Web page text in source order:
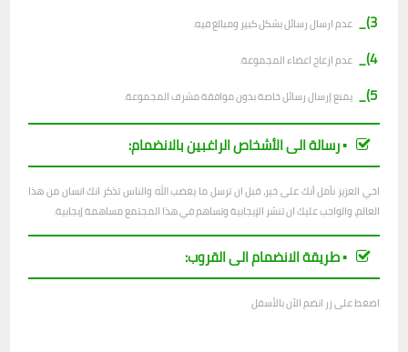
3)_ عدم ارسال رسائل بشكل كبير ومبالغ فيه.
4)_ عدم ازعاج اعضاء المجموعة.
5)_ يمنع إرسال رسائل خاصة بدون موافقة مشرف المجموعة.
▪︎ رسالة الى الأشخاص الراغبين بالانضمام:
اخي العزيز نأمل أنك على خير، قبل ان ترسل ما يغضب الله والناس تذكر انك انسان من هذا
العالم، والواجب عليك ان تنشر الإيجابية وتساهم في هذا المجتمع مساهمة إيجابية.
▪︎ طريقة الانضمام الى القروب:
اضغط على زر انضم الآن بالأسفل